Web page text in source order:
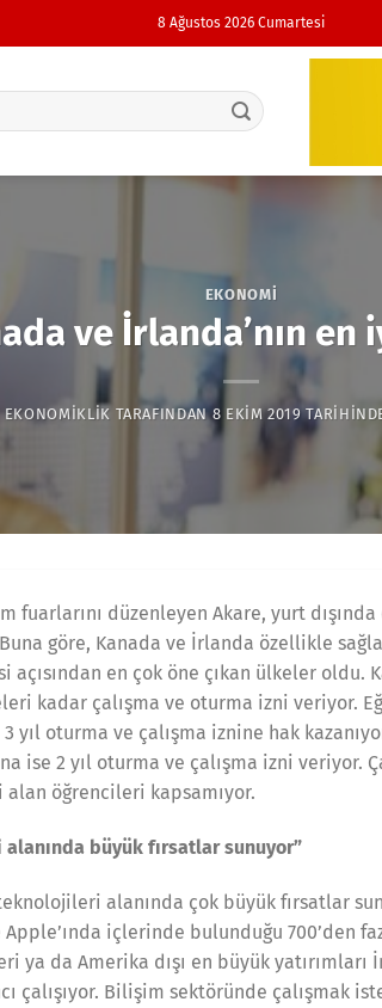
8 Ağustos 2026 Cumartesi
EKONOMI
ve İrlanda’nın
EKONOMIKLIK TARAFINDAN 8 EKIM 2019
fuarlarını düzenleyen Akare, yurt
göre, Kanada ve İrlanda özellikle
açısından en çok öne çıkan ülkeler
kadar çalışma ve oturma izni veriyor.
yıl oturma ve çalışma iznine hak
ise 2 yıl oturma ve çalışma izni veriyor.
öğrencileri kapsamıyor.
büyük fırsatlar sunuyor”
alanında çok büyük fırsatlar
Apple’ında içlerinde bulunduğu
ya da Amerika dışı en büyük yatırımları
çalışıyor. Bilişim sektöründe çalışmak